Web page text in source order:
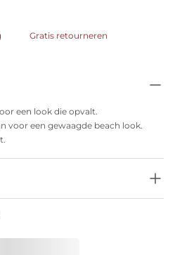
Gratis retourneren
een look die opvalt.
voor een gewaagde beach look.